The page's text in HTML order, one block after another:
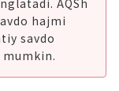
hajmi
savdo